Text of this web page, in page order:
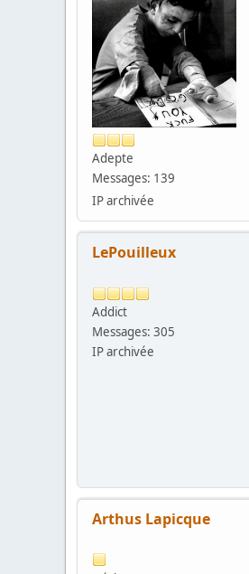
Adepte
Messages: 139
IP archivée
LePouilleux
Addict
Messages: 305
IP archivée
Arthus Lapicque